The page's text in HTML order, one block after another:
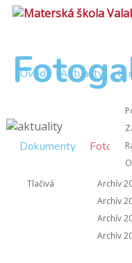
Úvod Aktuality O
Dokumenty
Tlačivá
Archív
Archív
Archív
Archív